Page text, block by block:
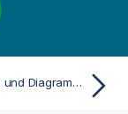
age - Skript- und Diagrammfunktion